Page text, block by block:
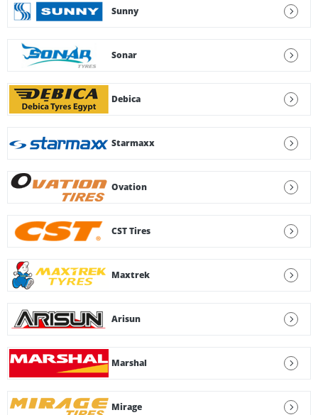
Sunny
Sonar
Debica
Starmaxx
Ovation
CST Tires
Maxtrek
Arisun
Marshal
Mirage